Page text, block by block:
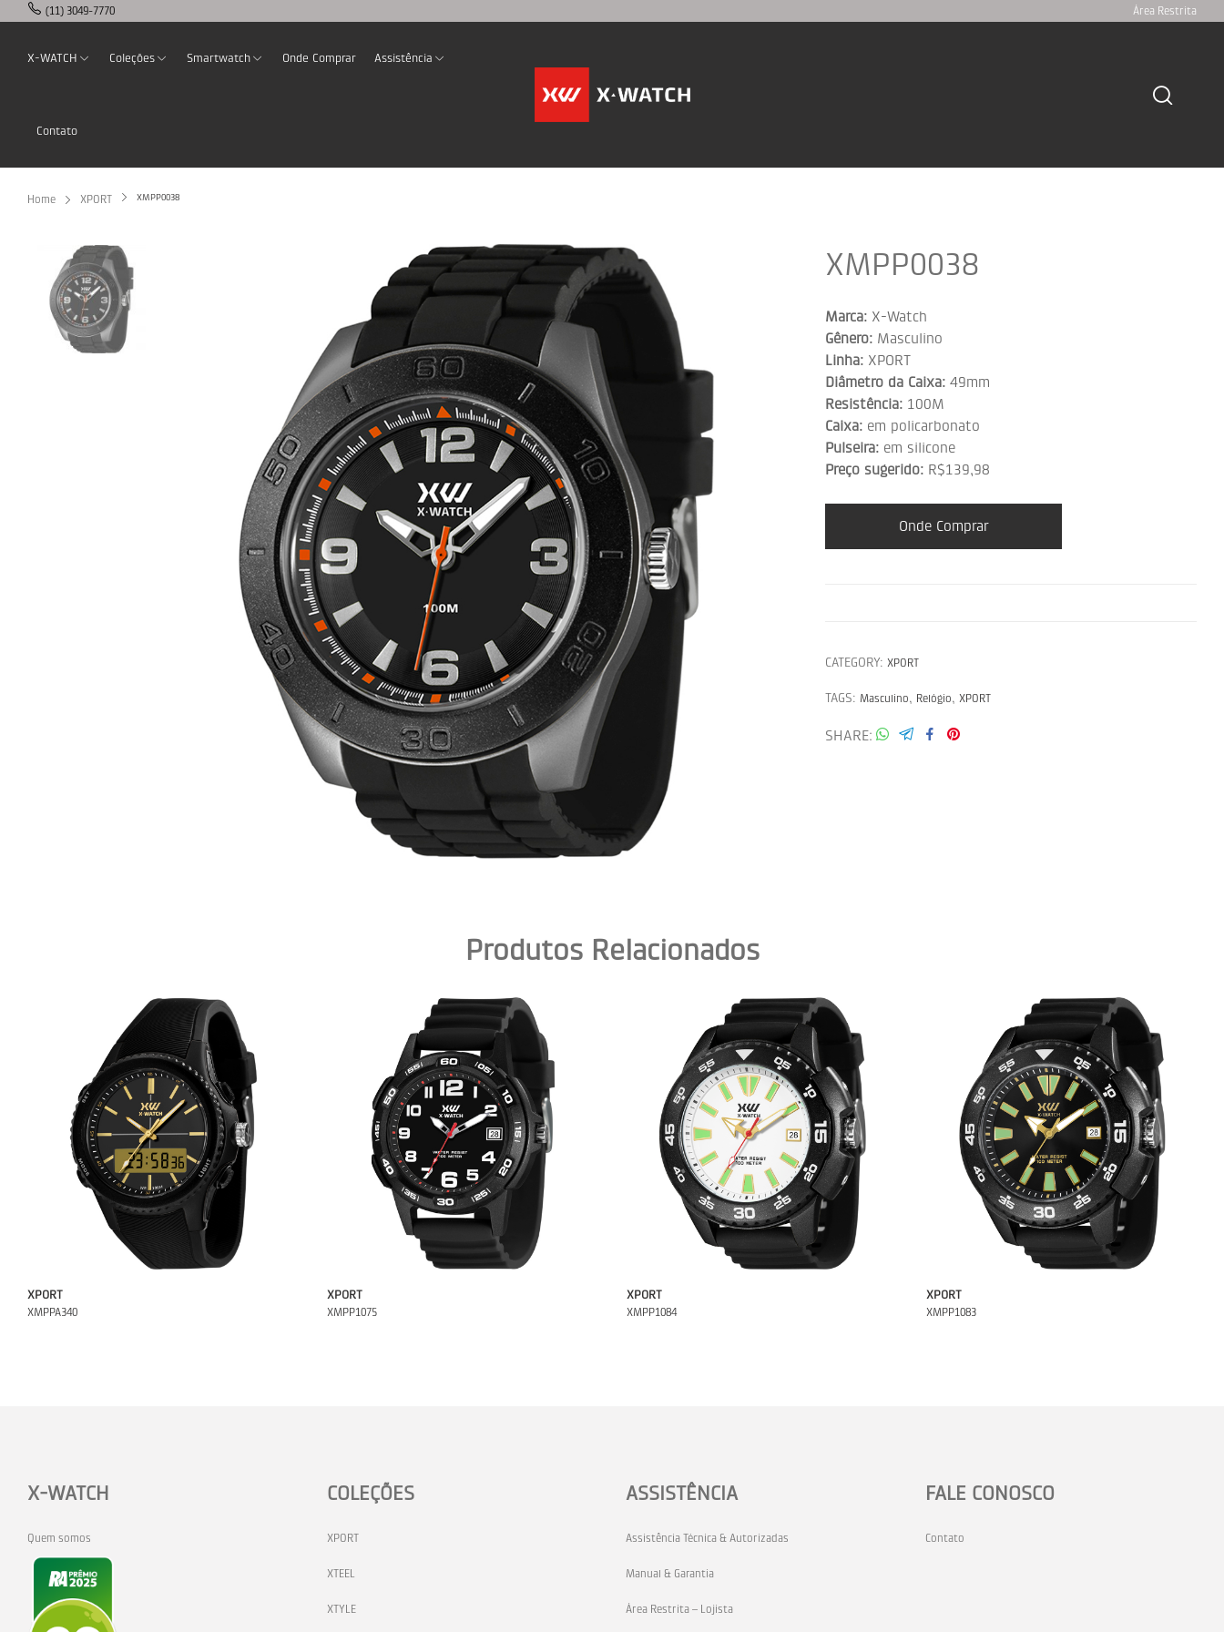
(11) 3049-7770 Área Restrita
X-WATCH Coleções Smartwatch Onde Comprar Assistência
Contato
Home XPORT XMPP0038
XMPP0038
Marca: X-Watch
Gênero: Masculino
Linha: XPORT
Diâmetro da Caixa: 49mm
Resistência: 100M
Caixa: em policarbonato
Pulseira: em silicone
Preço sugerido: R$139,98
Onde Comprar
CATEGORY: XPORT
TAGS: Masculino, Relógio, XPORT
SHARE
Produtos Relacionados
XPORT
XMPPA340
XPORT
XMPP1075
XPORT
XMPP1084
XPORT
XMPP1083
X-WATCH
Quem somos
COLEÇÕES
XPORT
XTEEL
XTYLE
ASSISTÊNCIA
Assistência Técnica & Autorizadas
Manual & Garantia
Área Restrita – Lojista
FALE CONOSCO
Contato